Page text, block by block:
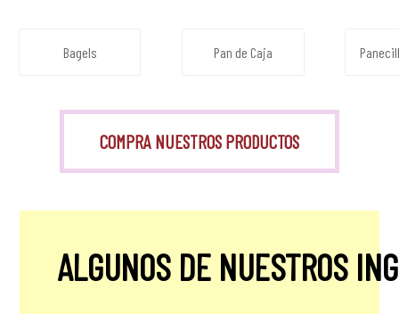
Bagels Pan de Caja
COMPRA NUESTROS PRODUCTOS
ALGUNOS DE NUESTROS